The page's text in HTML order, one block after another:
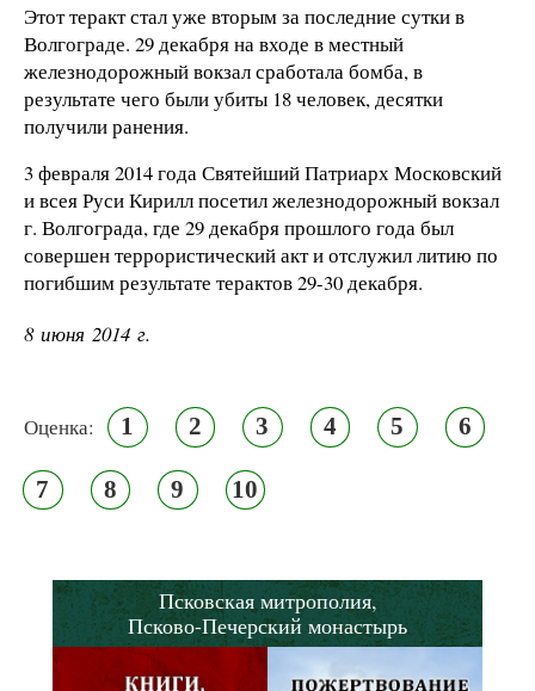
Этот теракт стал уже вторым за последние сутки в
Волгограде. 29 декабря на входе в местный
железнодорожный вокзал сработала бомба, в
результате чего были убиты 18 человек, десятки
получили ранения.
3 февраля 2014 года Святейший Патриарх Московский
и всея Руси Кирилл посетил железнодорожный вокзал
г. Волгограда, где 29 декабря прошлого года был
совершен террористический акт и отслужил литию по
погибшим результате терактов 29-30 декабря.
8 июня 2014 г.
Оценка: 1 2 3 4 5 6
7 8 9 10
Псковская митрополия,
Псково-Печерский монастырь